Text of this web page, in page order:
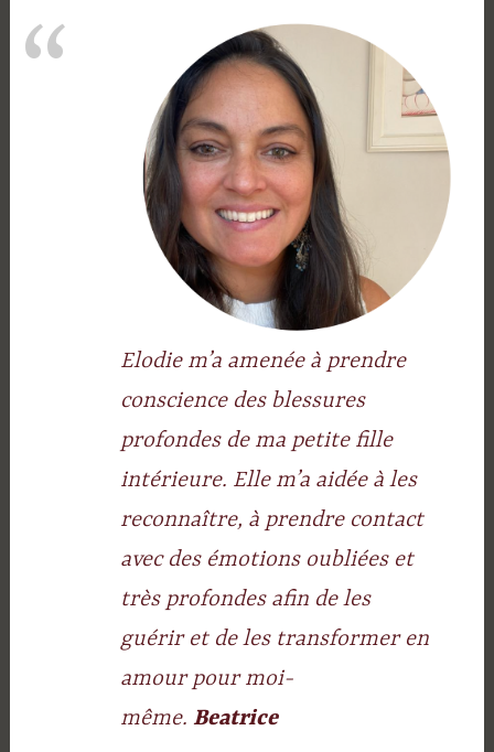
Elodie m’a amenée à prendre
conscience des blessures
profondes de ma petite fille
intérieure. Elle m’a aidée à les
reconnaître, à prendre contact
avec des émotions oubliées et
très profondes afin de les
guérir et de les transformer en
amour pour moi-
même. Beatrice